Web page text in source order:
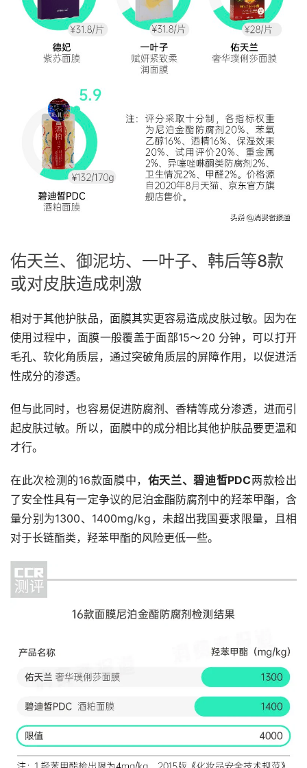
佑天兰、御泥坊、一叶子、韩后等8款
或对皮肤造成刺激
相对于其他护肤品，面膜其实更容易造成皮肤过敏。因为在
使用过程中，面膜一般覆盖于面部15～20 分钟，可以打开
毛孔、软化角质层，通过突破角质层的屏障作用，以促进活
性成分的渗透。
但与此同时，也容易促进防腐剂、香精等成分渗透，进而引
起皮肤过敏。所以，面膜中的成分相比其他护肤品要更温和
才行。
在此次检测的16款面膜中， 佑天兰、碧迪皙PDC两款检出
了安全性具有一定争议的尼泊金酯防腐剂中的羟苯甲酯，含
量分别为1300、1400mg/kg，未超出我国要求限量，且相
对于长链酯类，羟苯甲酯的风险更低一些。